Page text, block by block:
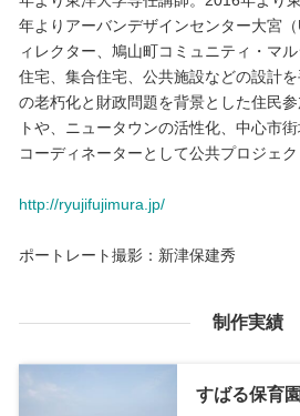
年よりアーバンデザインセンター大宮
ィレクター、鳩山町コミュニティ・マル
住宅、集合住宅、公共施設などの設計
の老朽化と財政問題を背景とした住民
トや、ニュータウンの活性化、中心市
コーディネーターとして公共プロジェク
http://ryujifujimura.jp/
ポートレート撮影：新津保建秀
制作実績
すばる保育園